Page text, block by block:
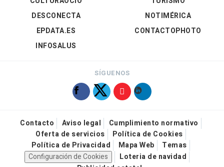
DESCONECTA
EPDATA.ES
INFOSALUS
NOTIMÉRICA
CONTACTOPHOTO
SÍGUENOS
Contacto Aviso legal
Cumplimiento normativo
Oferta de servicios
Política de Cookies
Política de Privacidad
Mapa Web
Temas
Configuración de Cookies
Loteria de navidad